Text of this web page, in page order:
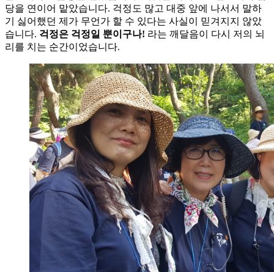
당을 연이어 맡았습니다. 걱정도 많고 대중 앞에 나서서 말하
기 싫어했던 제가 무언가 할 수 있다는 사실이 믿겨지지 않았
습니다. 걱정은 걱정일 뿐이구나! 라는 깨달음이 다시 저의 뇌
리를 치는 순간이었습니다.